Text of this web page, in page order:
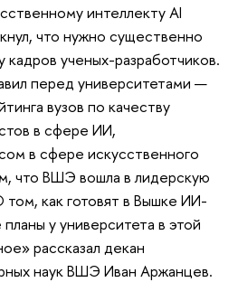
интеллекту AI
что нужно существенно
кадров ученых-разработчиков.
перед университетами —
вузов по качеству
в сфере ИИ,
в сфере искусственного
что ВШЭ вошла в лидерскую
том, как готовят в Вышке ИИ-
у университета в этой
рассказал декан
наук ВШЭ Иван Аржанцев.